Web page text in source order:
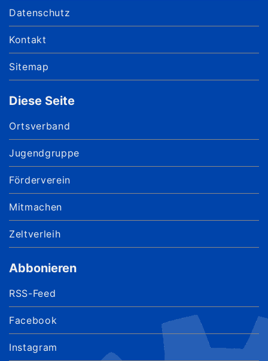
Datenschutz
Kontakt
Sitemap
Diese Seite
Ortsverband
Jugendgruppe
Förderverein
Mitmachen
Zeltverleih
Abbonieren
RSS-Feed
Facebook
Instagram